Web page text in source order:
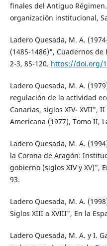
finales del Antiguo
organización institucional,
Ladero Quesada, M. A.
(1485-1486)", Cuadernos
2-3, 85-120. https://doi.org/
Ladero Quesada, M. A.
regulación de la actividad
Canarias, siglos XIV- XVII",
Americana (1977), Tomo II,
Ladero Quesada, M. A.
la Corona de Aragón:
gobierno (siglos XIV y XV)",
93.
Ladero Quesada, M. A.
Siglos XIII a XVIII", En la
Ladero Quesada, M. A. y I.